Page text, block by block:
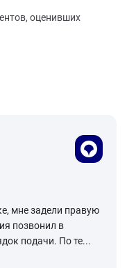
оценивших
мне задели правую
позвонил в
подачи. По те...